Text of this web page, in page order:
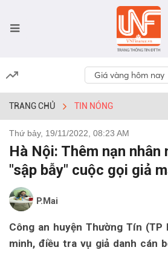
Giá vàng hôm nay
TRANG CHỦ TIN NÓNG
Thứ bảy, 19/11/2022, 08:23 AM
Hà Nội: Thêm nạn
"sập bẫy" cuộc gọi giả
P.Mai
Công an huyện Thường Tín (TP
minh, điều tra vụ giả danh cán